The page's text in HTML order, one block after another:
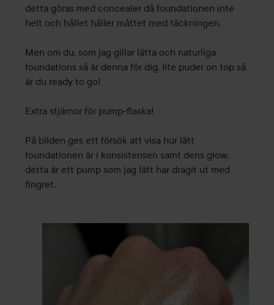
detta göras med concealer då foundationen inte
helt och hållet håller måttet med täckningen.
Men om du, som jag gillar lätta och naturliga
foundations så är denna för dig, lite puder on top så
är du ready to go!
Extra stjärnor för pump-flaska!
På bilden ges ett försök att visa hur lätt
foundationen är i konsistensen samt dens glow,
detta är ett pump som jag lätt har dragit ut med